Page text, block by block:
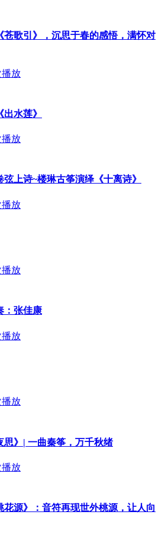
苍歌引》，沉思于春的感悟，满怀对
播放
水莲》
播放
上诗~楼琳古筝演绎《十离诗》
播放
播放
：张佳康
播放
播放
思》| 一曲秦筝，万千秋绪
播放
花源》：音符再现世外桃源，让人向